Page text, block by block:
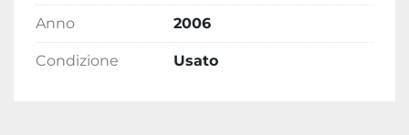
Anno 2006
Condizione Usato